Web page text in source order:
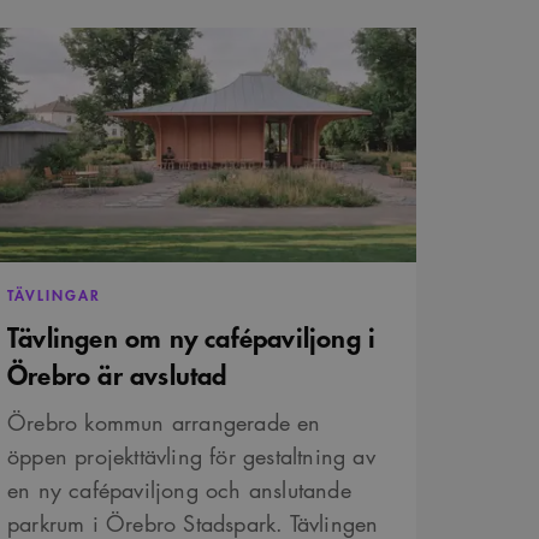
TÄVLINGAR
Tävlingen om ny cafépaviljong i
Örebro är avslutad
Örebro kommun arrangerade en
öppen projekttävling för gestaltning av
en ny cafépaviljong och anslutande
parkrum i Örebro Stadspark. Tävlingen
för
om
av Youtube-
ett slumpmässigt 13-